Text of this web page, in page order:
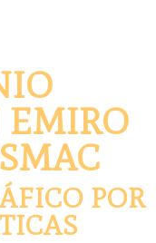
POR